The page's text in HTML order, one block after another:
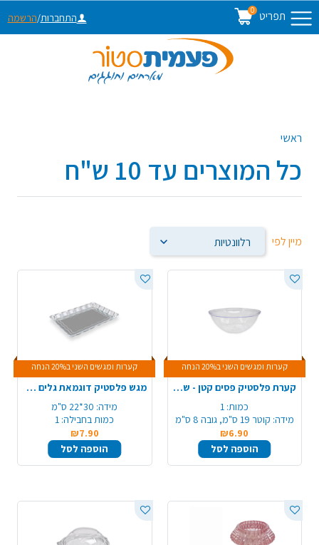
תפריט 0
התחברות/הרשמה
ראשי
כל המוצרים עד 10 ש"ח
מיין לפי
קערות ומגשים השני ב20% הנחה
קערת פלסטיק פסים קטן - שקוף
כמות: 1
מידה: קוטר 19 ס"מ, גובה 8 ס"מ
₪6.90
הוספה לסל
קערות ומגשים השני ב20% הנחה
מגש פלסטיק דוגמאת גלים - קטן
מידה: 30*22 ס"מ
כמות בחבילה: 1
₪7.90
הוספה לסל